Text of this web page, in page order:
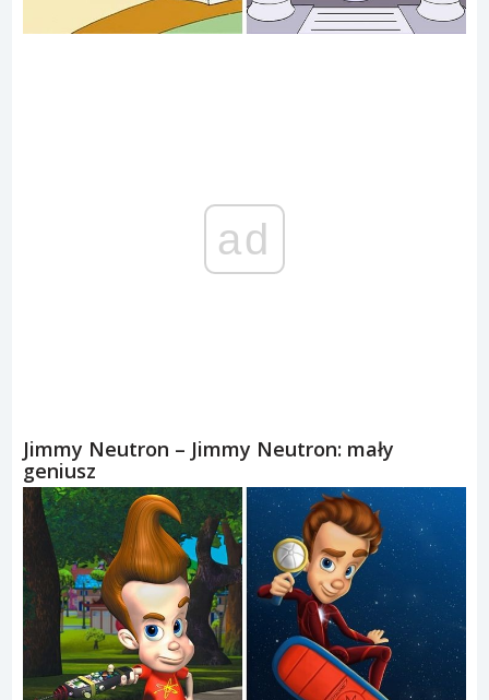
ad
Jimmy Neutron – Jimmy Neutron: mały
geniusz